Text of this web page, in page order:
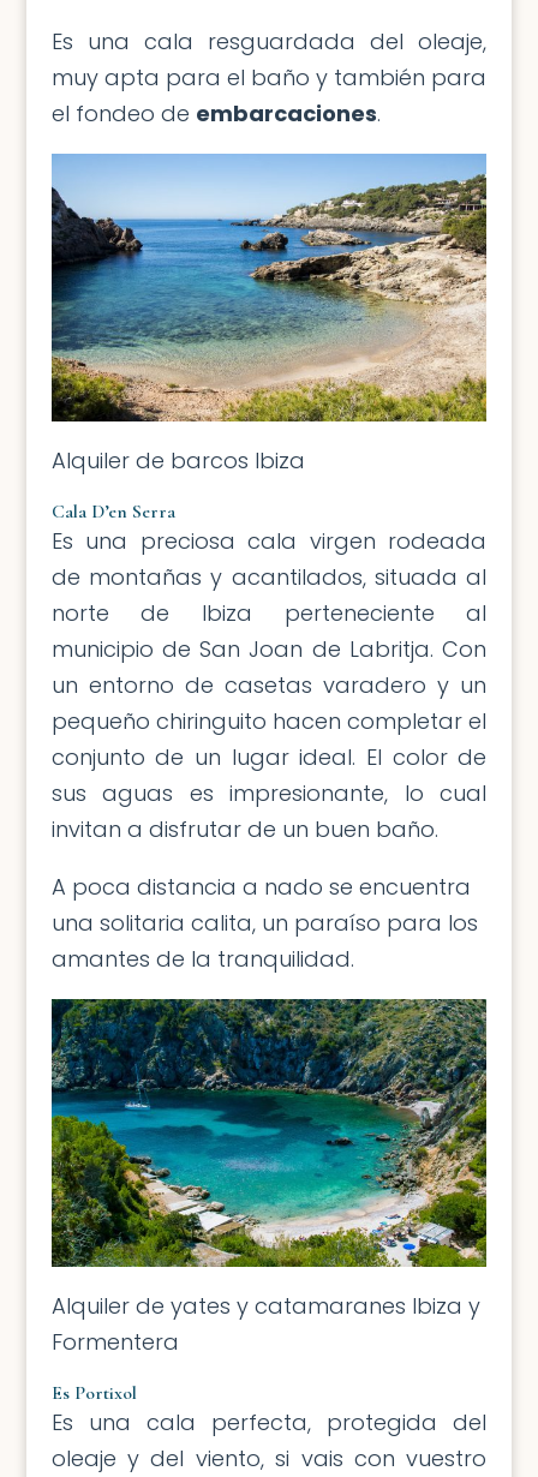
Es una cala resguardada del oleaje,
muy apta para el baño y también para
el fondeo de embarcaciones.
Alquiler de barcos Ibiza
Cala D’en Serra
Es una preciosa cala virgen rodeada
de montañas y acantilados, situada al
norte de Ibiza perteneciente al
municipio de San Joan de Labritja. Con
un entorno de casetas varadero y un
pequeño chiringuito hacen completar el
conjunto de un lugar ideal. El color de
sus aguas es impresionante, lo cual
invitan a disfrutar de un buen baño.
A poca distancia a nado se encuentra
una solitaria calita, un paraíso para los
amantes de la tranquilidad.
Alquiler de yates y catamaranes Ibiza y
Formentera
Es Portixol
Es una cala perfecta, protegida del
oleaje y del viento, si vais con vuestro